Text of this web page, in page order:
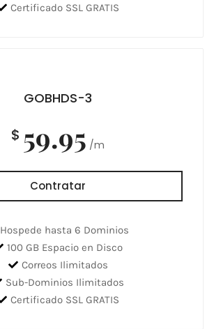
Certificado SSL GRATIS
GOBHDS-3
$ 59.95 /m
Hospede hasta 6 Dominios
100 GB Espacio en Disco
Correos Ilimitados
Sub-Dominios Ilimitados
Certificado SSL GRATIS
Contratar